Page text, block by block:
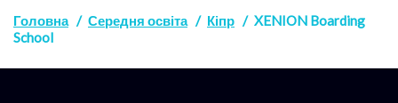
Головна Середня освіта Кіпр
XENION Boarding
School